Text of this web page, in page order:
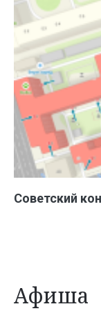
Советский
Афиша